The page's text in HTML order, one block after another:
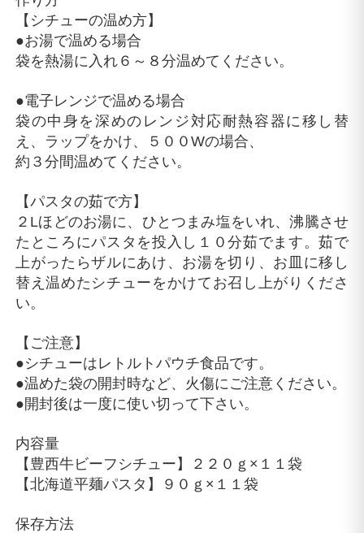
【シチューの温め方】
●お湯で温める場合
袋を熱湯に入れ６～８分温めてください。
●電子レンジで温める場合
袋の中身を深めのレンジ対応耐熱容器に移し替
え、ラップをかけ、５００Wの場合、
約３分間温めてください。
【パスタの茹で方】
２Lほどのお湯に、ひとつまみ塩をいれ、沸騰させ
たところにパスタを投入し１０分茹でます。茹で
上がったらザルにあけ、お湯を切り、お皿に移し
替え温めたシチューをかけてお召し上がりくださ
い。
【ご注意】
●シチューはレトルトパウチ食品です。
●温めた袋の開封時など、火傷にご注意ください。
●開封後は一度に使い切って下さい。
内容量
【豊西牛ビーフシチュー】２２０ｇ×１１袋
【北海道平麺パスタ】９０ｇ×１１袋
保存方法